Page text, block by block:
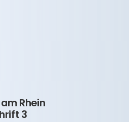
Rhein
3